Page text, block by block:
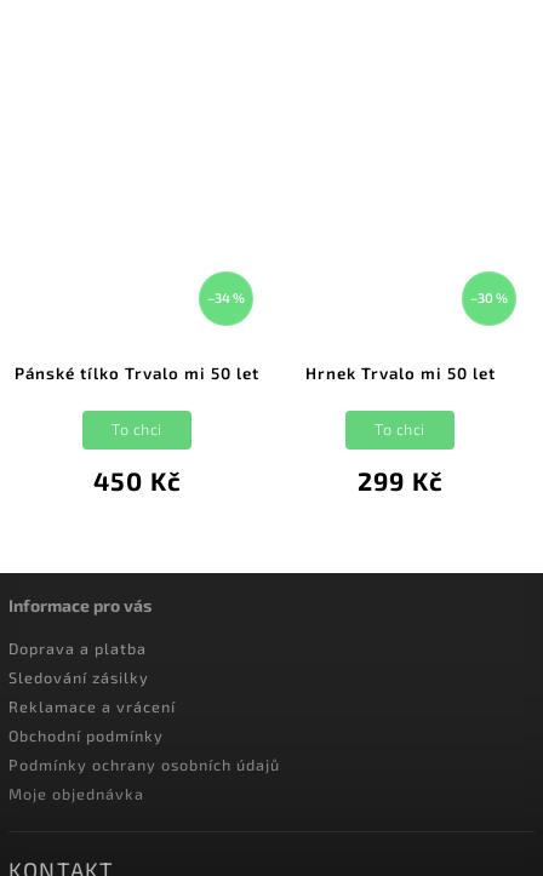
–34 %
Pánské tílko Trvalo mi 50 let
450 Kč
To chci
–30 %
Hrnek Trvalo mi 50 let
299 Kč
To chci
Informace pro vás
Doprava a platba
Sledování zásilky
Reklamace a vrácení
Obchodní podmínky
Podmínky ochrany osobních údajů
Moje objednávka
KONTAKT